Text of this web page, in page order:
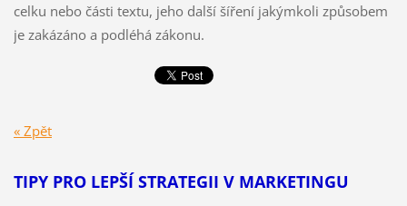
celku nebo části textu, jeho další šíření jakýmkoli způsobem
je zakázáno a podléhá zákonu.
« Zpět
TIPY PRO LEPŠÍ STRATEGII V MARKETINGU